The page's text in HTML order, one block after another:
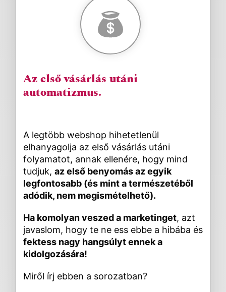
Az első vásárlás utáni
automatizmus.
A legtöbb webshop hihetetlenül
elhanyagolja az első vásárlás utáni
folyamatot, annak ellenére, hogy mind
tudjuk, az első benyomás az egyik
legfontosabb (és mint a természetéből
adódik, nem megismételhető).
Ha komolyan veszed a marketinget, azt
javaslom, hogy te ne ess ebbe a hibába és
fektess nagy hangsúlyt ennek a
kidolgozására!
Miről írj ebben a sorozatban?